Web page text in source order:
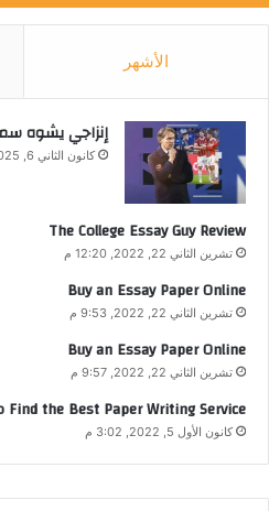
الأشهر
إنزاجي يشوه
كانون الثاني 6, 2025, 11:59 ص
The College Essay Guy Review
تشرين الثاني 22, 2022, 12:20 م
Buy an Essay Paper Online
تشرين الثاني 22, 2022, 9:53 م
Buy an Essay Paper Online
تشرين الثاني 22, 2022, 9:57 م
Find the Best Paper Writing Service
كانون الأول 5, 2022, 3:02 م